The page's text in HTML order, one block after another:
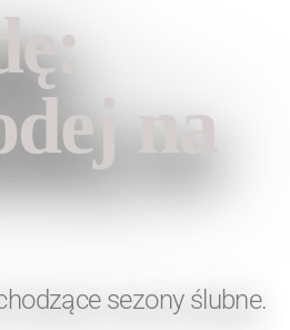
na
sezony ślubne.